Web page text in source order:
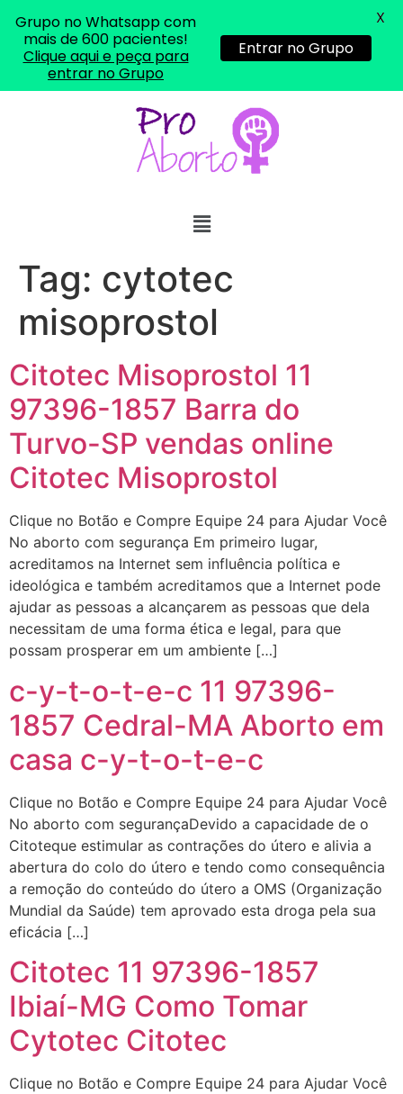
Tag: cytotec
misoprostol
Citotec Misoprostol 11
97396-1857 Barra do
Turvo-SP vendas online
Citotec Misoprostol
Clique no Botão e Compre Equipe 24 para Ajudar Você
No aborto com segurança Em primeiro lugar,
acreditamos na Internet sem influência política e
ideológica e também acreditamos que a Internet pode
ajudar as pessoas a alcançarem as pessoas que dela
necessitam de uma forma ética e legal, para que
possam prosperar em um ambiente […]
c-y-t-o-t-e-c 11 97396-
1857 Cedral-MA Aborto em
casa c-y-t-o-t-e-c
Clique no Botão e Compre Equipe 24 para Ajudar Você
No aborto com segurançaDevido a capacidade de o
Citoteque estimular as contrações do útero e alivia a
abertura do colo do útero e tendo como consequência
a remoção do conteúdo do útero a OMS (Organização
Mundial da Saúde) tem aprovado esta droga pela sua
eficácia […]
Citotec 11 97396-1857
Ibiaí-MG Como Tomar
Cytotec Citotec
Clique no Botão e Compre Equipe 24 para Ajudar Você
Grupo no Whatsapp com
mais de 600 pacientes!
Clique aqui e peça para
entrar no Grupo
Entrar no Grupo
X